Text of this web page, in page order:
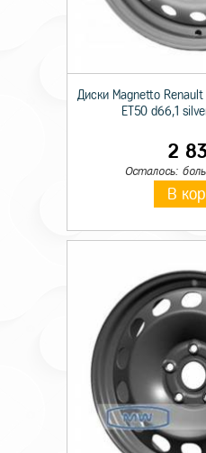
Диски Magnetto
ET50 d66,1
2
Осталось:
В